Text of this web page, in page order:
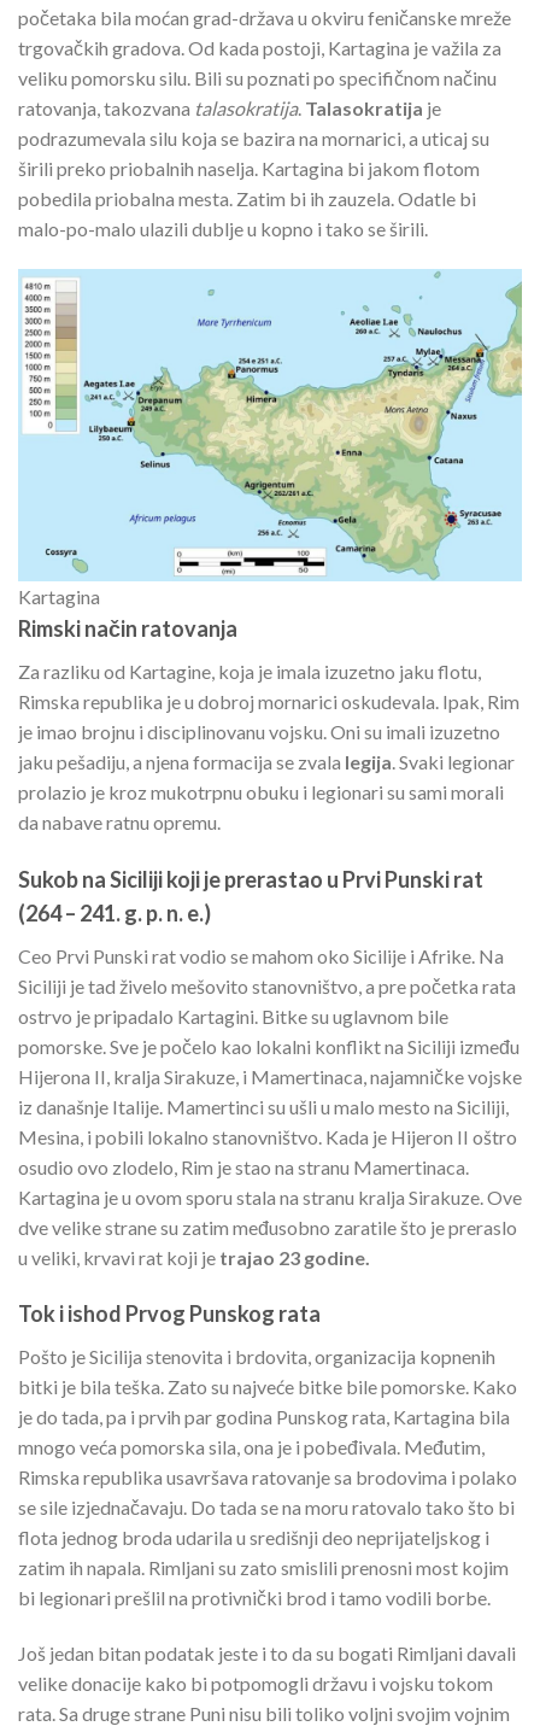
početaka bila moćan grad-država u okviru feničanske mreže
trgovačkih gradova. Od kada postoji, Kartagina je važila za
veliku pomorsku silu. Bili su poznati po specifičnom načinu
ratovanja, takozvana talasokratija. Talasokratija je
podrazumevala silu koja se bazira na mornarici, a uticaj su
širili preko priobalnih naselja. Kartagina bi jakom flotom
pobedila priobalna mesta. Zatim bi ih zauzela. Odatle bi
malo-po-malo ulazili dublje u kopno i tako se širili.
Kartagina
Rimski način ratovanja
Za razliku od Kartagine, koja je imala izuzetno jaku flotu,
Rimska republika je u dobroj mornarici oskudevala. Ipak, Rim
je imao brojnu i disciplinovanu vojsku. Oni su imali izuzetno
jaku pešadiju, a njena formacija se zvala legija . Svaki legionar
prolazio je kroz mukotrpnu obuku i legionari su sami morali
da nabave ratnu opremu.
Sukob na Siciliji koji je prerastao u Prvi Punski rat
(264 – 241. g. p. n. e.)
Ceo Prvi Punski rat vodio se mahom oko Sicilije i Afrike. Na
Siciliji je tad živelo mešovito stanovništvo, a pre početka rata
ostrvo je pripadalo Kartagini. Bitke su uglavnom bile
pomorske. Sve je počelo kao lokalni konflikt na Siciliji između
Hijerona II, kralja Sirakuze, i Mamertinaca, najamničke vojske
iz današnje Italije. Mamertinci su ušli u malo mesto na Siciliji,
Mesina, i pobili lokalno stanovništvo. Kada je Hijeron II oštro
osudio ovo zlodelo, Rim je stao na stranu Mamertinaca.
Kartagina je u ovom sporu stala na stranu kralja Sirakuze. Ove
dve velike strane su zatim međusobno zaratile što je preraslo
u veliki, krvavi rat koji je trajao 23 godine.
Tok i ishod Prvog Punskog rata
Pošto je Sicilija stenovita i brdovita, organizacija kopnenih
bitki je bila teška. Zato su najveće bitke bile pomorske. Kako
je do tada, pa i prvih par godina Punskog rata, Kartagina bila
mnogo veća pomorska sila, ona je i pobeđivala. Međutim,
Rimska republika usavršava ratovanje sa brodovima i polako
se sile izjednačavaju. Do tada se na moru ratovalo tako što bi
flota jednog broda udarila u središnji deo neprijateljskog i
zatim ih napala. Rimljani su zato smislili prenosni most kojim
bi legionari prešlil na protivnički brod i tamo vodili borbe.
Još jedan bitan podatak jeste i to da su bogati Rimljani davali
velike donacije kako bi potpomogli državu i vojsku tokom
rata. Sa druge strane Puni nisu bili toliko voljni svojim vojnim